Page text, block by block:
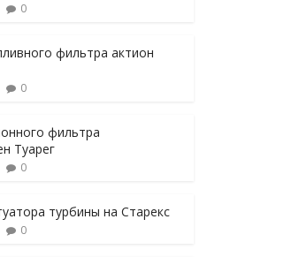
0
фильтра актион
0
фильтра
Туарег
0
турбины на Старекс
0